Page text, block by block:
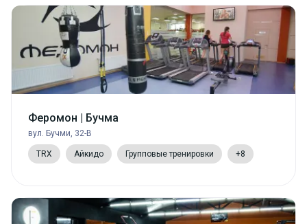
Феромон | Бучма
вул. Бучми, 32-В
TRX Айкидо Групповые тренировки +8